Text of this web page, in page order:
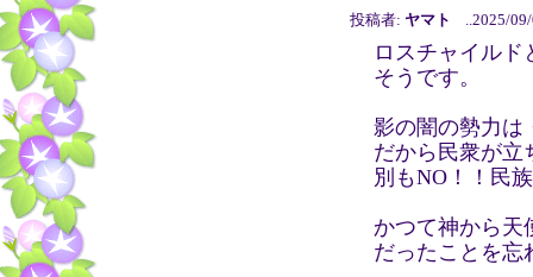
投稿者: ヤマト ..2025/09/
ロスチャイル
そうです。
影の闇の勢力は
だから民衆が立
別もNO！！民
かつて神から天
だったことを忘